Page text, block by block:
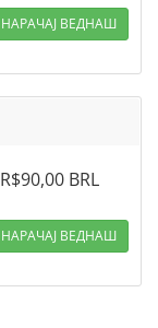
НАРАЧАЈ ВЕДНАШ
R$90,00 BRL
НАРАЧАЈ ВЕДНАШ